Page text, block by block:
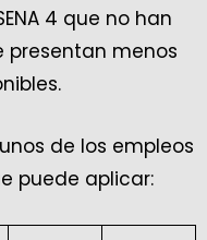
4 que no han
presentan menos
de los empleos
puede aplicar: